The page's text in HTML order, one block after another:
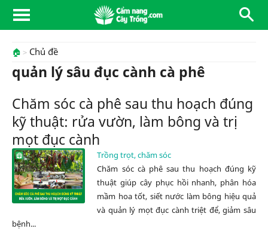
🏠 Chủ đề
quản lý sâu đục cành cà phê
Chăm sóc cà phê sau thu hoạch đúng
kỹ thuật: rửa vườn, làm bông và trị
mọt đục cành
Trồng trọt, chăm sóc
Chăm sóc cà phê sau thu hoạch đúng kỹ
thuật giúp cây phục hồi nhanh, phân hóa
mầm hoa tốt, siết nước làm bông hiệu quả
và quản lý mọt đục cành triệt để, giảm sâu
bệnh...